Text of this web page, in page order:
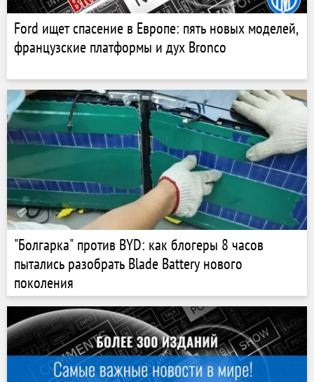
Ford ищет спасение в Европе: пять новых моделей,
французские платформы и дух Bronco
"Болгарка" против BYD: как блогеры 8 часов
пытались разобрать Blade Battery нового
поколения